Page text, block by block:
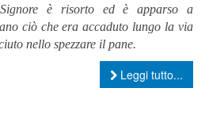
è risorto ed è apparso a
ciò che era accaduto lungo la via
nello spezzare il pane.
Leggi tutto...